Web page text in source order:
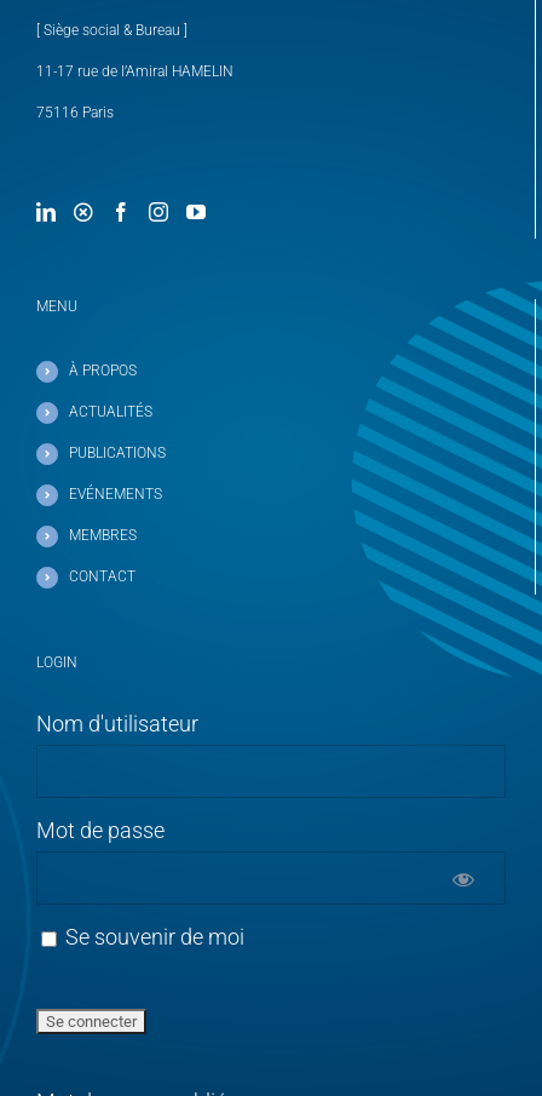
[ Siège social & Bureau ]
11-17 rue de l’Amiral HAMELIN
75116 Paris
MENU
À PROPOS
ACTUALITÉS
PUBLICATIONS
EVÉNEMENTS
MEMBRES
CONTACT
LOGIN
Nom d'utilisateur
Mot de passe
Se souvenir de moi